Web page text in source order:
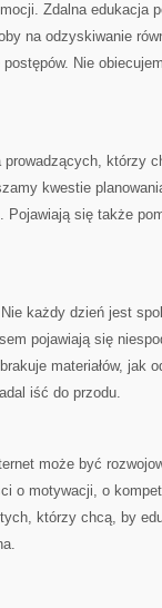
Zdalna edukacja
na odzyskiwanie
Nie
którzy
kwestie
się także
każdy dzień jest
pojawiają się
materiałów, jak
iść do przodu.
może być
o motywacji, o
którzy chcą, by